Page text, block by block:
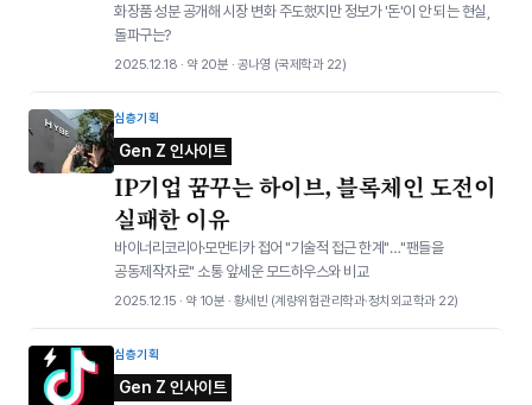
화장품 성분 공개해 시장 변화 주도했지만 정보가 '돈'이 안 되는 현실,
돌파구는?
2025.12.18 · 약 20분 · 공나영 (국제학과 22)
심층기획
Gen Z 인사이트
IP기업 꿈꾸는 하이브, 블록체인 도전이
실패한 이유
바이너리코리아·모먼티카 접어 "기술적 접근 한계"…"팬들을
공동제작자로" 소통 앞세운 모드하우스와 비교
2025.12.15 · 약 10분 · 황세빈​ (계량위험관리학과·정치외교학과 22)
심층기획
Gen Z 인사이트